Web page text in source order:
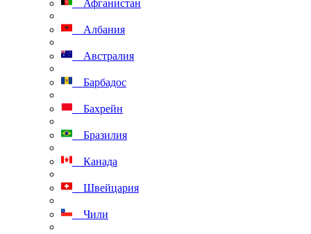
Афганистан
Албания
Австралия
Барбадос
Бахрейн
Бразилия
Канада
Швейцария
Чили